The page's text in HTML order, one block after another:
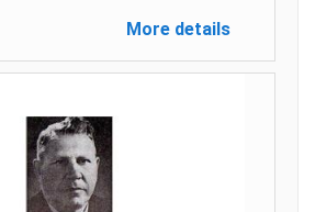
More details